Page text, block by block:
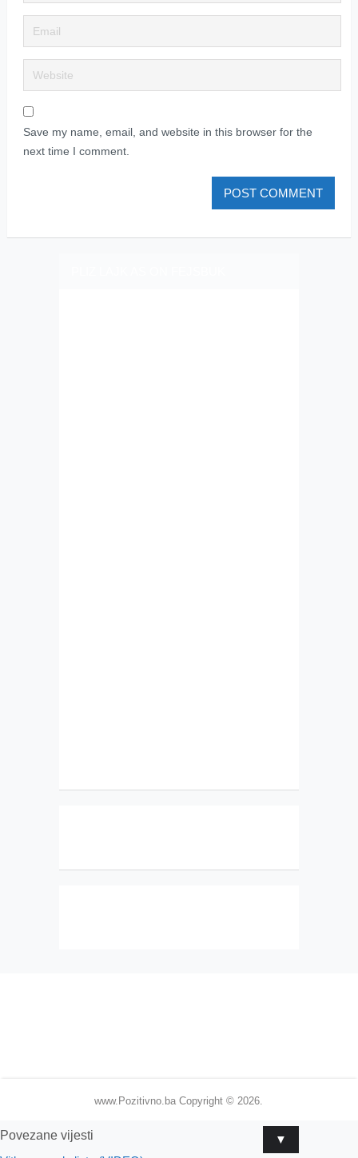
Save my name, email, and website in this browser for the
next time I comment.
www.Pozitivno.ba Copyright © 2026.
▼
Povezane vijesti